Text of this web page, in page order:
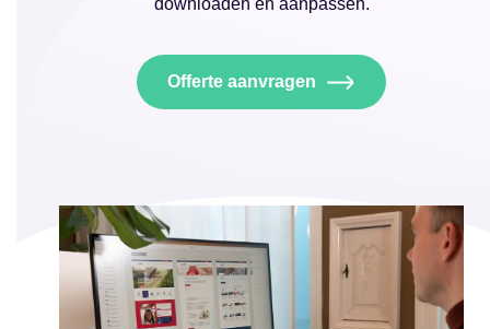
downloaden en aanpassen.
Offerte aanvragen